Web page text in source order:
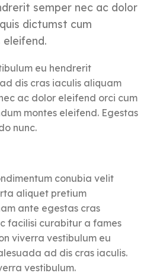
semper nec ac dolor
dictumst cum
eleifend.
eu hendrerit
dis cras iaculis aliquam
ac dolor eleifend orci cum
montes eleifend. Egestas
nunc.
conubia velit
aliquet pretium
ante egestas cras
facilisi curabitur a fames
viverra vestibulum eu
ad dis cras iaculis.
vestibulum.